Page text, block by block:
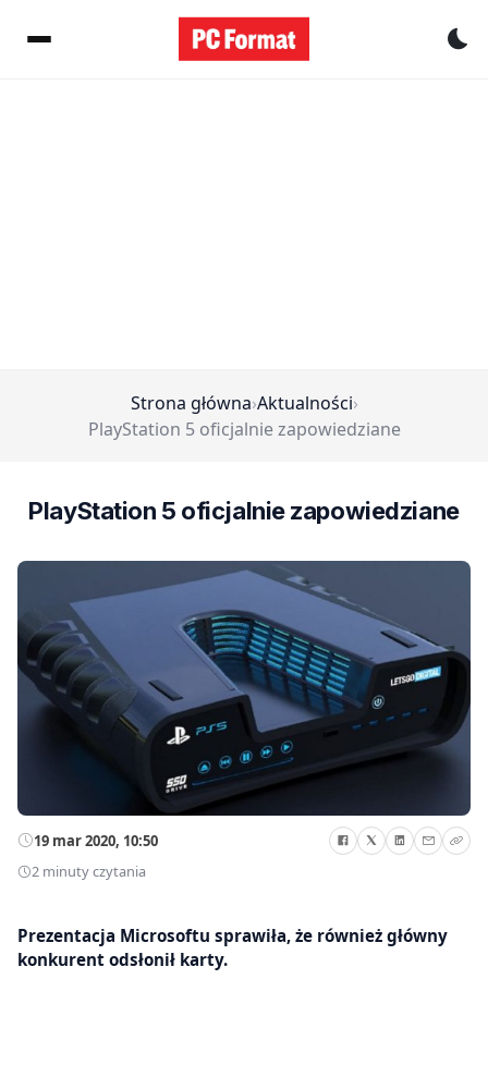
Strona główna›Aktualności›
PlayStation 5 oficjalnie zapowiedziane
PlayStation 5 oficjalnie zapowiedziane
19 mar 2020, 10:50
2 minuty czytania
Prezentacja Microsoftu sprawiła, że również główny
konkurent odsłonił karty.